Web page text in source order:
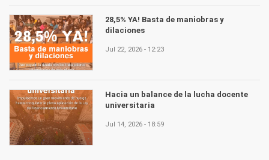
28,5% YA! Basta de maniobras y
dilaciones
Jul 22, 2026 - 12:23
Hacia un balance de la lucha docente
universitaria
Jul 14, 2026 - 18:59